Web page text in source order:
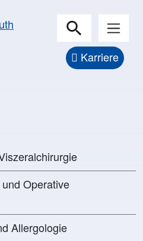
Karriere
Operative
Allergologie